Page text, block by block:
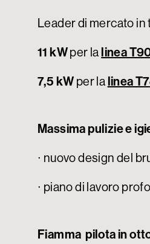
Leader di mercato
11 kWper la linea T9
7,5 kW per la linea T7
Massima pulizie e
∙ nuovo design del
∙ piano di lavoro
Fiamma pilota in